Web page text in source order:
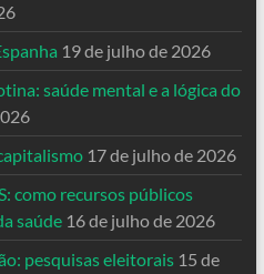
19 de julho de 2026
saúde mental e a lógica do
17 de julho de 2026
como recursos públicos
saúde 16 de julho de 2026
pesquisas eleitorais 15 de